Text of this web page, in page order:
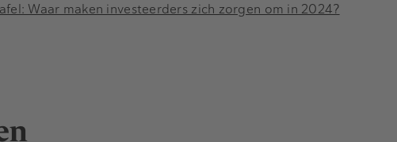
Waar maken investeerders zich zorgen om in 2024?